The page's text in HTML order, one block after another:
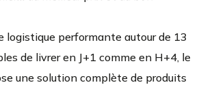
logistique performante autour de 13
de livrer en J+1 comme en H+4, le
une solution complète de produits